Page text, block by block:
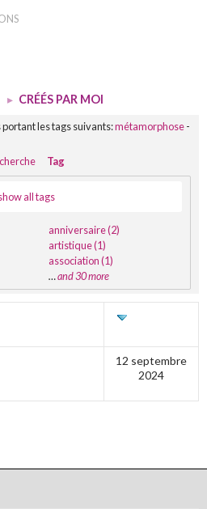
▸ CRÉÉS PAR MOI
les tags suivants:métamorphose-
Tag
all tags
anniversaire (2)
artistique (1)
association (1)
…and 30 more
12 septembre
2024